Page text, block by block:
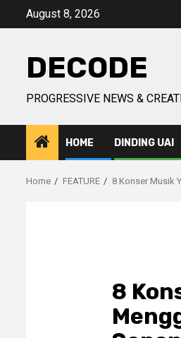
August 8, 2026
DECODE
PROGRESSIVE NEWS &
HOME DINDING UAI
Home FEATURE 8 Konser Musik
8